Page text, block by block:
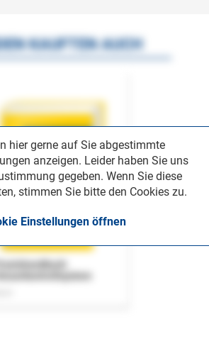
hier gerne auf Sie abgestimmte
anzeigen. Leider haben Sie uns
gegeben. Wenn Sie diese
stimmen Sie bitte den Cookies zu.
Einstellungen öffnen
KAUFTEN AUCH
Praxishandbuch